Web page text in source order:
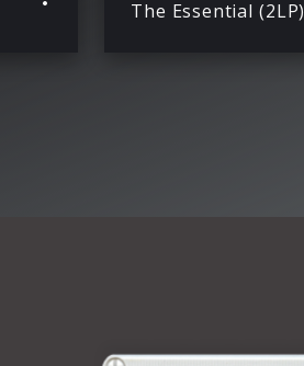
The Essential (2LP)